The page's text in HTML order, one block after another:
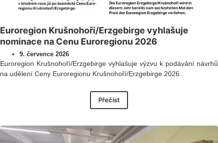
Euroregion Krušnohoří/Erzgebirge vyhlašuje
nominace na Cenu Euroregionu 2026
9. července 2026
Euroregion Krušnohoří/Erzgebirge vyhlašuje výzvu k podávání návrhů
na udělení Ceny Euroregionu Krušnohoří/Erzgebirge 2026.
Přečíst